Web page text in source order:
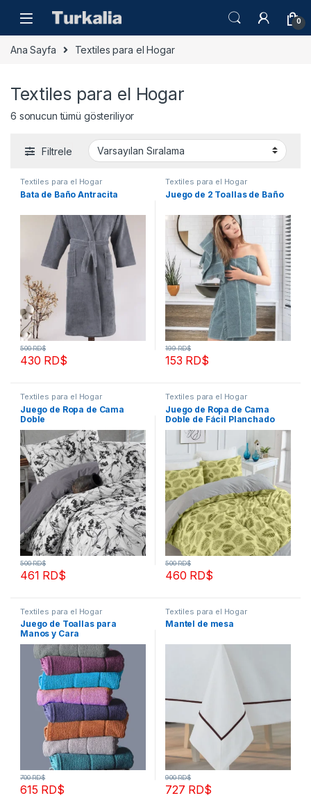
0
Ana Sayfa Textiles para el Hogar
Textiles para el Hogar
6 sonucun tümü gösteriliyor
Filtrele
Textiles para el Hogar
Bata de Baño Antracita
430 RD$
500RD$
Textiles para el Hogar
Juego de 2 Toallas de Baño
153 RD$
199RD$
Textiles para el Hogar
Juego de Ropa de Cama
Doble
461 RD$
500RD$
Textiles para el Hogar
Juego de Ropa de Cama
Doble de Fácil Planchado
460 RD$
500RD$
Textiles para el Hogar
Juego de Toallas para
Manos y Cara
615 RD$
700RD$
Textiles para el Hogar
Mantel de mesa
727 RD$
900RD$